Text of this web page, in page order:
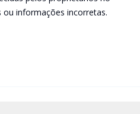
informações incorretas.